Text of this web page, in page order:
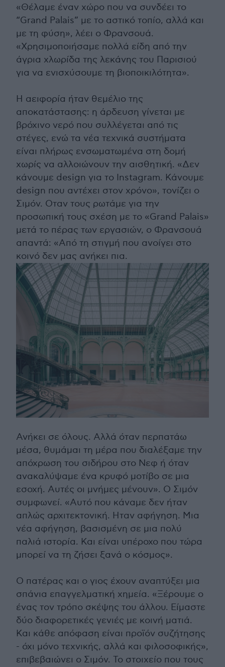
«Θέλαμε έναν χώρο που να συνδέει το
“Grand Palais” με το αστικό τοπίο, αλλά και
με τη φύση», λέει ο Φρανσουά.
«Χρησιμοποιήσαμε πολλά είδη από την
άγρια χλωρίδα της λεκάνης του Παρισιού
για να ενισχύσουμε τη βιοποικιλότητα».
Η αειφορία ήταν θεμέλιο της
αποκατάστασης: η άρδευση γίνεται με
βρόχινο νερό που συλλέγεται από τις
στέγες, ενώ τα νέα τεχνικά συστήματα
είναι πλήρως ενσωματωμένα στη δομή
χωρίς να αλλοιώνουν την αισθητική. «Δεν
κάνουμε design για το Instagram. Κάνουμε
design που αντέχει στον χρόνο», τονίζει ο
Σιμόν. Οταν τους ρωτάμε για την
προσωπική τους σχέση με το «Grand Palais»
μετά το πέρας των εργασιών, ο Φρανσουά
απαντά: «Από τη στιγμή που ανοίγει στο
κοινό δεν μας ανήκει πια.
Ανήκει σε όλους. Αλλά όταν περπατάω
μέσα, θυμάμαι τη μέρα που διαλέξαμε την
απόχρωση του σιδήρου στο Νεφ ή όταν
ανακαλύψαμε ένα κρυφό μοτίβο σε μια
εσοχή. Αυτές οι μνήμες μένουν». Ο Σιμόν
συμφωνεί. «Αυτό που κάναμε δεν ήταν
απλώς αρχιτεκτονική. Ηταν αφήγηση. Μια
νέα αφήγηση, βασισμένη σε μια πολύ
παλιά ιστορία. Και είναι υπέροχο που τώρα
μπορεί να τη ζήσει ξανά ο κόσμος».
Ο πατέρας και ο γιος έχουν αναπτύξει μια
σπάνια επαγγελματική χημεία. «Ξέρουμε ο
ένας τον τρόπο σκέψης του άλλου. Είμαστε
δύο διαφορετικές γενιές με κοινή ματιά.
Και κάθε απόφαση είναι προϊόν συζήτησης
- όχι μόνο τεχνικής, αλλά και φιλοσοφικής»,
επιβεβαιώνει ο Σιμόν. Το στοιχείο που τους